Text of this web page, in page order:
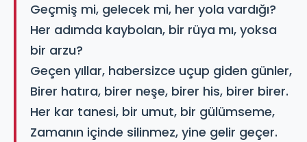
Geçmiş mi, gelecek mi, her yola vardığı?
Her adımda kaybolan, bir rüya mı, yoksa
bir arzu?
Geçen yıllar, habersizce uçup giden günler,
Birer hatıra, birer neşe, birer his, birer birer.
Her kar tanesi, bir umut, bir gülümseme,
Zamanın içinde silinmez, yine gelir geçer.